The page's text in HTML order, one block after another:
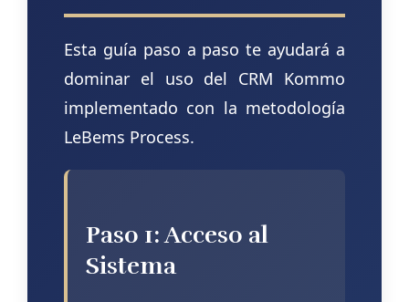
Esta guía paso a paso te ayudará a
dominar el uso del CRM Kommo
implementado con la metodología
LeBems Process.
Paso 1: Acceso al
Sistema